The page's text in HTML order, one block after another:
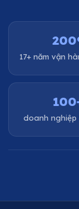
17+ năm vận
doanh nghiệp